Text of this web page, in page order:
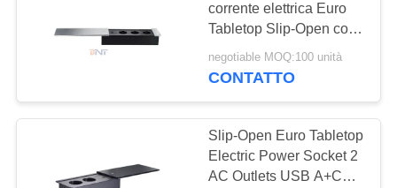
Microfono del
conferenza
21
corrente elettrica Euro
Tabletop Slip-Open con
3 prese di corrente 16A
negotiable MOQ:100 unità
CONTATTO
Slip-Open Euro Tabletop
Electric Power Socket 2
AC Outlets USB A+C